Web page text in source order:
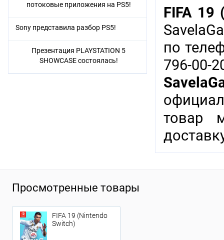
FIFA 19
по
796-00-
товар
потоковые приложения на PS5!
Sony представила разбор PS5!
Презентация PLAYSTATION 5
SHOWCASE состоялась!
Просмотренные товары
FIFA 19 (Nintendo
Switch)